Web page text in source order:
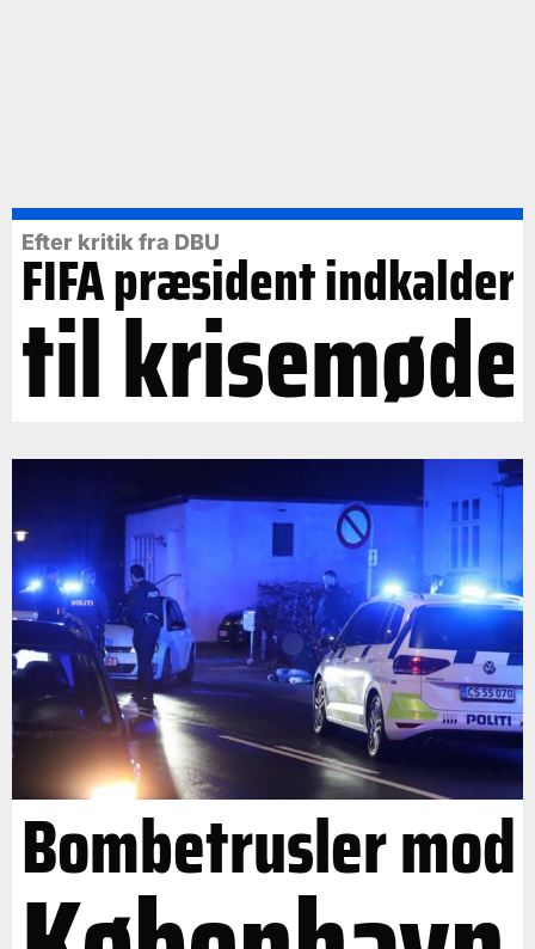
Efter kritik fra DBU
FIFA præsident indkalder
til krisemøde
Bombetrusler mod